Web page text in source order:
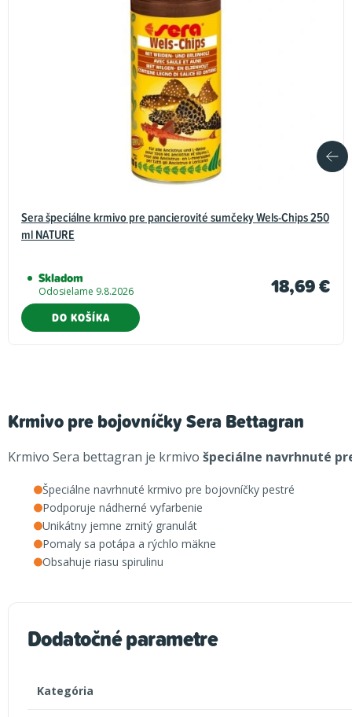
Sera špeciálne krmivo pre pancierovité sumčeky Wels-Chips 250
ml NATURE
Skladom
Odosielame 9.8.2026 18,69 €
DO KOŠÍKA
Krmivo pre bojovníčky Sera Bettagran
Krmivo Sera bettagran je krmivo špeciálne navrhnuté
Špeciálne navrhnuté krmivo pre bojovníčky pestré
Podporuje nádherné vyfarbenie
Unikátny jemne zrnitý granulát
Pomaly sa potápa a rýchlo mäkne
Obsahuje riasu spirulinu
Dodatočné parametre
Kategória